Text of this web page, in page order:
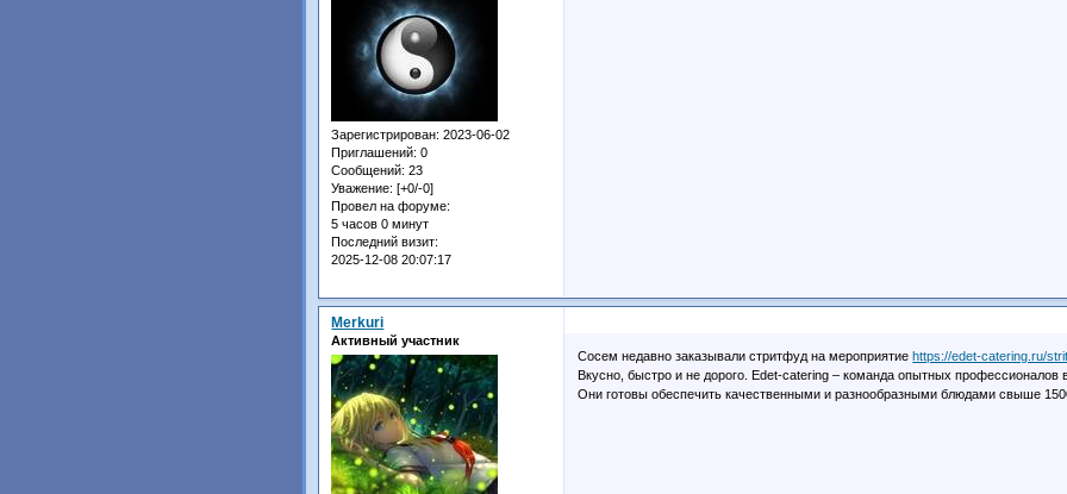
Зарегистрирован: 2023-06-02
Приглашений: 0
Сообщений: 23
Уважение: [+0/-0]
Провел на форуме:
5 часов 0 минут
Последний визит:
2025-12-08 20:07:17
Merkuri
Активный участник
Сосем недавно заказывали стритфуд на мероприятиеhttps://edet-catering.ru/
Вкусно, быстро и не дорого. Edet-catering – команда опытных профессионалов
Они готовы обеспечить качественными и разнообразными блюдами свыше